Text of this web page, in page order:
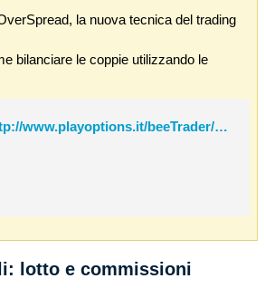
la nuova tecnica del trading
bilanciare le coppie utilizzando le
http://www.playoptions.it/beeTrader/OverSpread.pdf
lotto e commissioni